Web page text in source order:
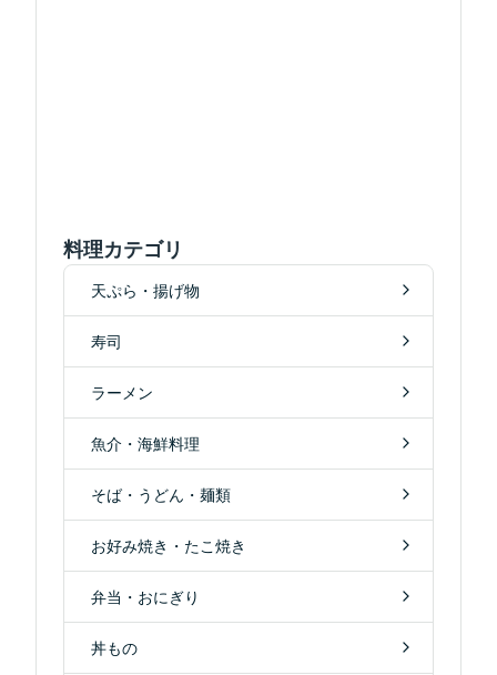
料理カテゴリ
天ぷら・揚げ物
寿司
ラーメン
魚介・海鮮料理
そば・うどん・麺類
お好み焼き・たこ焼き
弁当・おにぎり
丼もの